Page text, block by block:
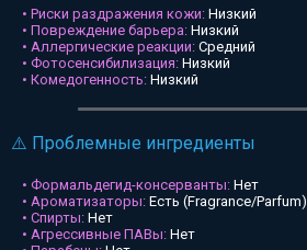
• Риски раздражения кожи: Низкий
• Повреждение барьера: Низкий
• Аллергические реакции: Средний
• Фотосенсибилизация: Низкий
• Комедогенность: Низкий
⚠️ Проблемные ингредиенты
• Формальдегид-консерванты: Нет
• Ароматизаторы: Есть (Fragrance/Parfum)
• Спирты: Нет
• Агрессивные ПАВы: Нет